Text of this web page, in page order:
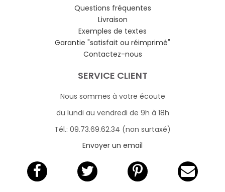
Questions fréquentes
Livraison
Exemples de textes
Garantie "satisfait ou réimprimé"
Contactez-nous
SERVICE CLIENT
Nous sommes à votre écoute
du lundi au vendredi de 9h à 18h
Tél.: 09.73.69.62.34 (non surtaxé)
Envoyer un email